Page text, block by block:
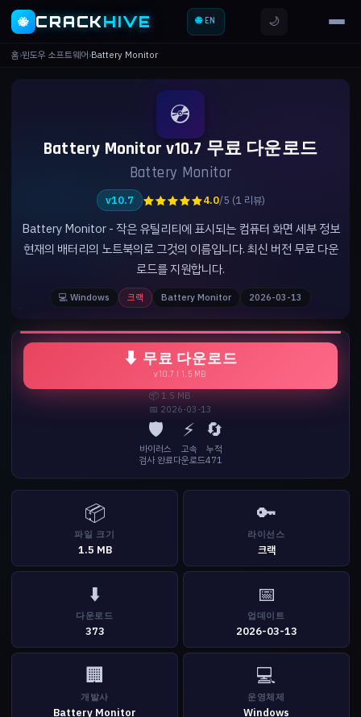
🐝 CRACKHIVE 🌐 EN 🌙
홈›윈도우 소프트웨어›Battery Monitor
💿
Battery Monitor v10.7 무료 다운로드
Battery Monitor
v10.7 ★★★★★4.0/5 (1 리뷰)
Battery Monitor - 작은 유틸리티에 표시되는 컴퓨터 화면 세부 정보
현재의 배터리의 노트북의로 그것의 이름입니다. 최신 버전 무료 다운
로드를 지원합니다.
💻 Windows 크랙 Battery Monitor 2026-03-13
⬇ 무료 다운로드
v10.7 | 1.5 MB
📦 1.5 MB
📅 2026-03-13
🛡️
바이러스
검사 완료
⚡
고속
다운로드
🔄
누적
471
📦
파일 크기
1.5 MB
🔑
라이선스
크랙
⬇️
다운로드
373
📅
업데이트
2026-03-13
🏢
개발사
Battery Monitor
💻
운영체제
Windows